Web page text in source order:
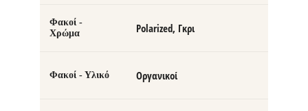
Φακοί -
Χρώμα
Polarized, Γκρι
Φακοί - Υλικό Οργανικοί